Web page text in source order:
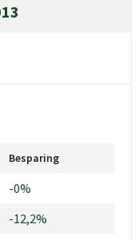
Besparing
-0%
-12,2%